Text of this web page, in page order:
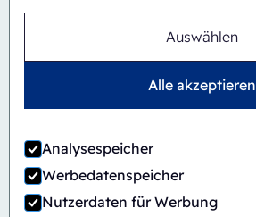
Auswählen
Alle akzeptieren
Analysespeicher
Werbedatenspeicher
Nutzerdaten für Werbung